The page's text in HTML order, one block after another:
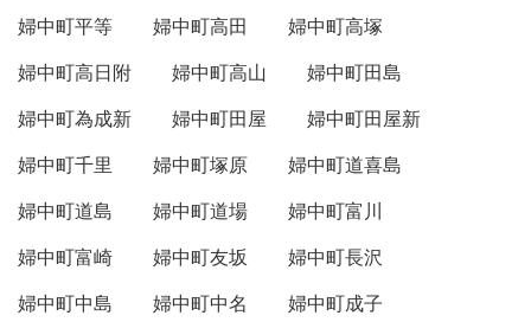
婦中町平等
婦中町高田
婦中町高塚
婦中町高日附
婦中町高山
婦中町田島
婦中町為成新
婦中町田屋
婦中町田屋新
婦中町千里
婦中町塚原
婦中町道喜島
婦中町道島
婦中町道場
婦中町富川
婦中町富崎
婦中町友坂
婦中町長沢
婦中町中島
婦中町中名
婦中町成子